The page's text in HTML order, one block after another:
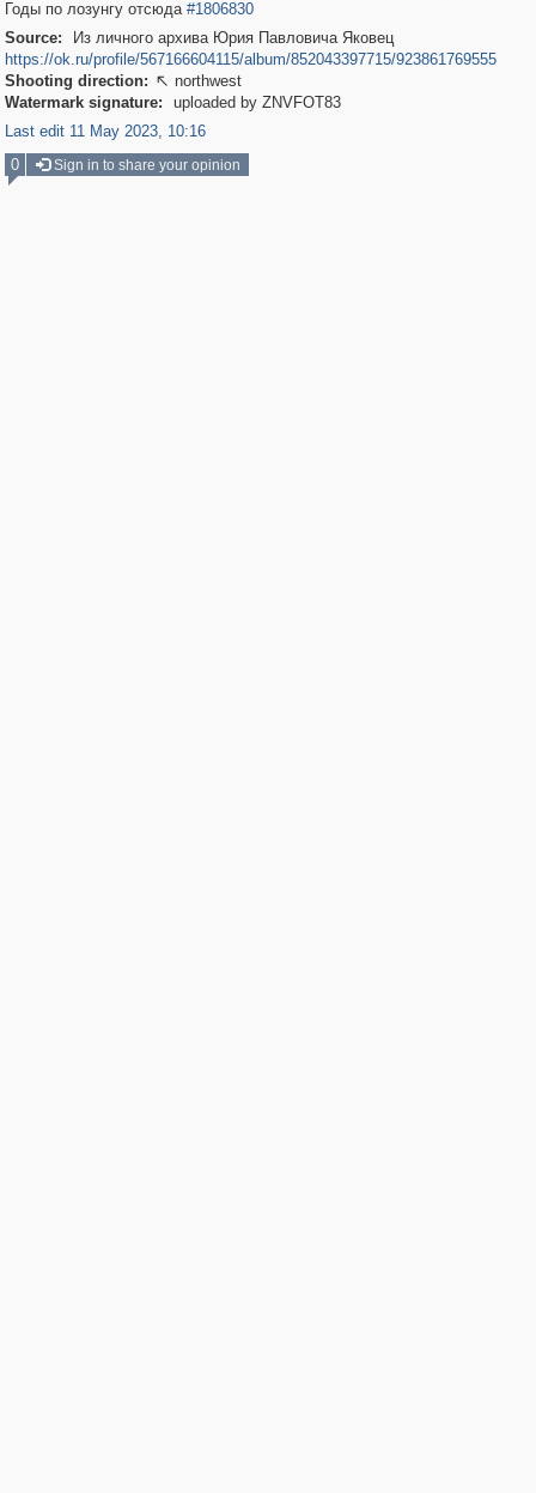
Годы по лозунгу отсюда #1806830
Source:
Из личного архива Юрия Павловича Яковец
https://ok.ru/profile/567166604115/album/852043397715/923861769555
Shooting direction:  northwest
Watermark signature:
uploaded by ZNVFOT83
Last edit 11 May 2023, 10:16
0
Sign in to share your opinion